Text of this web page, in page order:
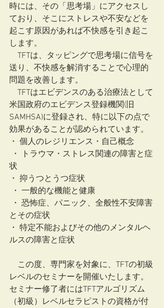
時には、その「思考場」にアクセスし
ており、そこにストレスや不安などを
起こす原因があれば不快感を引き起こ
します。
TFTは、タッピングで思考場に信号を
送り、不快感を解消することで心理的
問題を改善します。
TFTはエビデンスのある治療法として
米国政府のエビデンス登録機関(旧
SAMHSA)に登録され、特に以下の点で
効果があることが認められています。
・ 個人のレジリエンス・自己概念
状
・ 抑うつとうつ症状
・ 一般的な機能と健康
とその症状
・ 特定不能およびその他のメンタルヘ
ルスの障害と症状
この度、専門家を対象に、TFTの初級
レベルのセミナーを開催いたします。
セミナー修了者にはTFTアルゴリズム
（初級）レベルセラピストの資格が付